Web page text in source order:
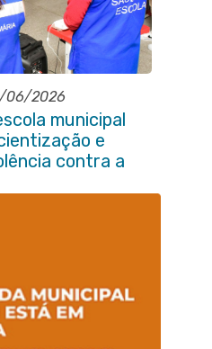
06/2026
municipal
e
contra a